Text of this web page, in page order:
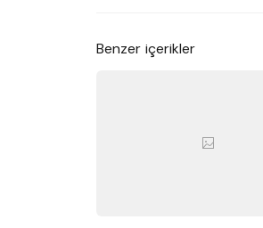
Benzer içerikler